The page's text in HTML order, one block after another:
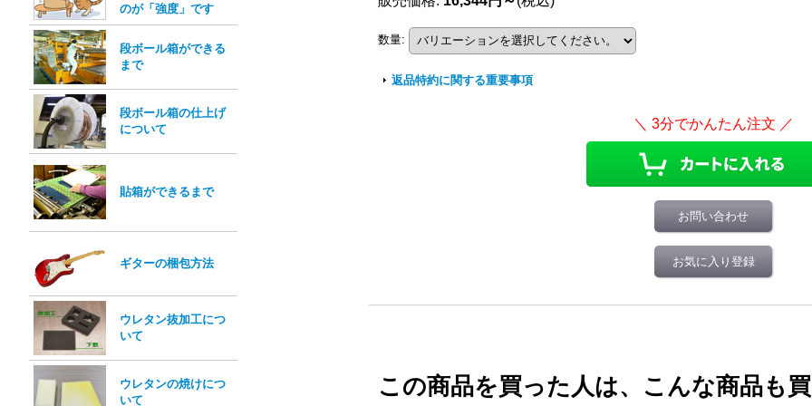
のが「強度」です
段ボール箱ができる
まで
段ボール箱の仕上げ
について
貼箱ができるまで
ギターの梱包方法
ウレタン抜加工につ
いて
ウレタンの焼けにつ
いて
数量:
返品特約に関する重要事項
お問い合わせ
お気に入り登録
この商品を買った人は、こんな商品も